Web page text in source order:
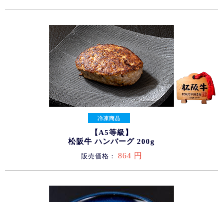
【A5等級】
松阪牛 ハンバーグ 200g
販売価格： 864 円